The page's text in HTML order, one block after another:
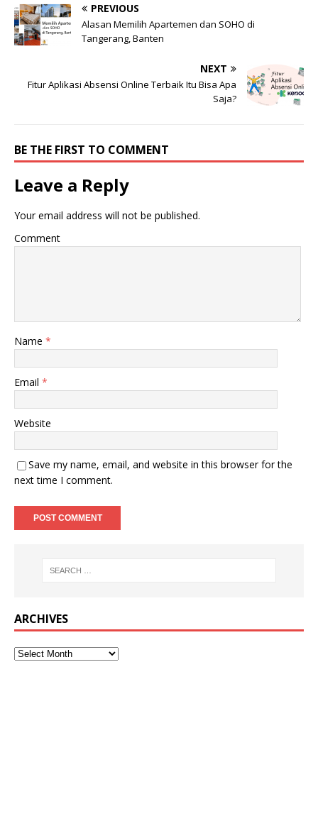
PREVIOUS
Alasan Memilih Apartemen dan SOHO di
Tangerang, Banten
NEXT
Fitur Aplikasi Absensi Online Terbaik Itu Bisa Apa
Saja?
BE THE FIRST TO COMMENT
Leave a Reply
Your email address will not be published.
Comment
Name *
Email *
Website
Save my name, email, and website in this browser for the
next time I comment.
ARCHIVES